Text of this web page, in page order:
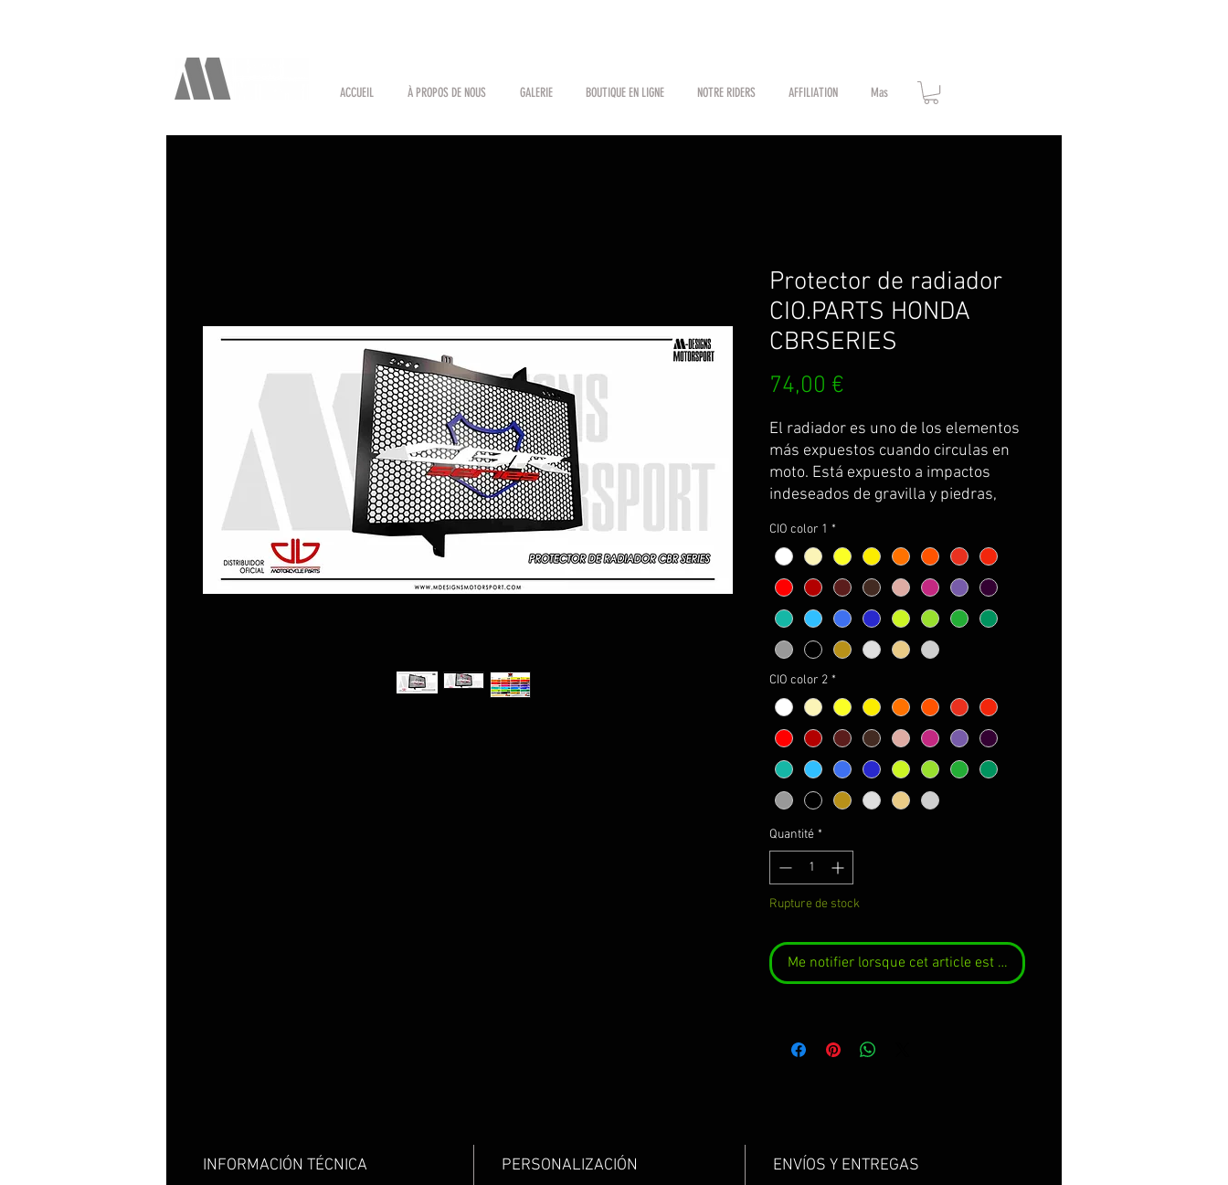
ACCUEIL À PROPOS DE NOUS GALERIE BOUTIQUE EN LIGNE NOTRE RIDERS AFFILIATION Mas
Protector de radiador
CIO.PARTS HONDA
CBRSERIES
74,00 €
El radiador es uno de los elementos
más expuestos cuando circulas en
moto. Está expuesto a impactos
indeseados de gravilla y piedras,
obligatorio protegerlo!.
Hazlo con una de nuestros
protege, cambia el look, combina el
diseño con tu moto y ¡te
garantizamos que tu moto no pasará
CIO color 1 *
CIO color 2 *
Quantité *
Rupture de stock
Me notifier lorsque cet article est disponible
INFORMACIÓN TÉCNICA PERSONALIZACIÓN ENVÍOS Y ENTREGAS